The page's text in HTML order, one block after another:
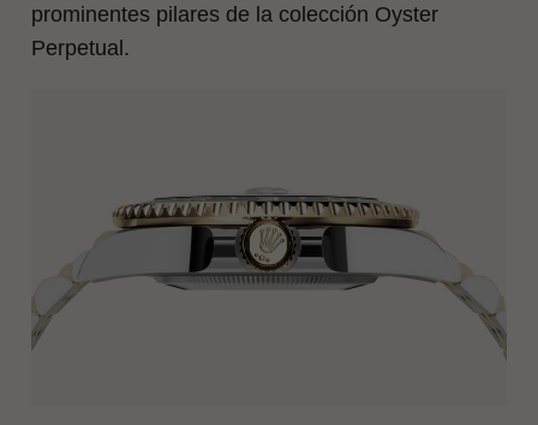
prominentes pilares de la colección Oyster
Perpetual.